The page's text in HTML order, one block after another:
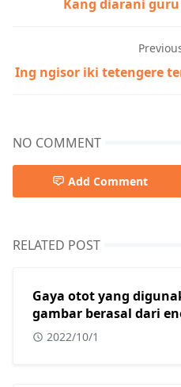
Kang diarani
Ing ngisor iki tetengere
NO COMMENT
Add Comment
RELATED POST
Gaya otot yang
gambar berasal dari
dari?
2022/10/1